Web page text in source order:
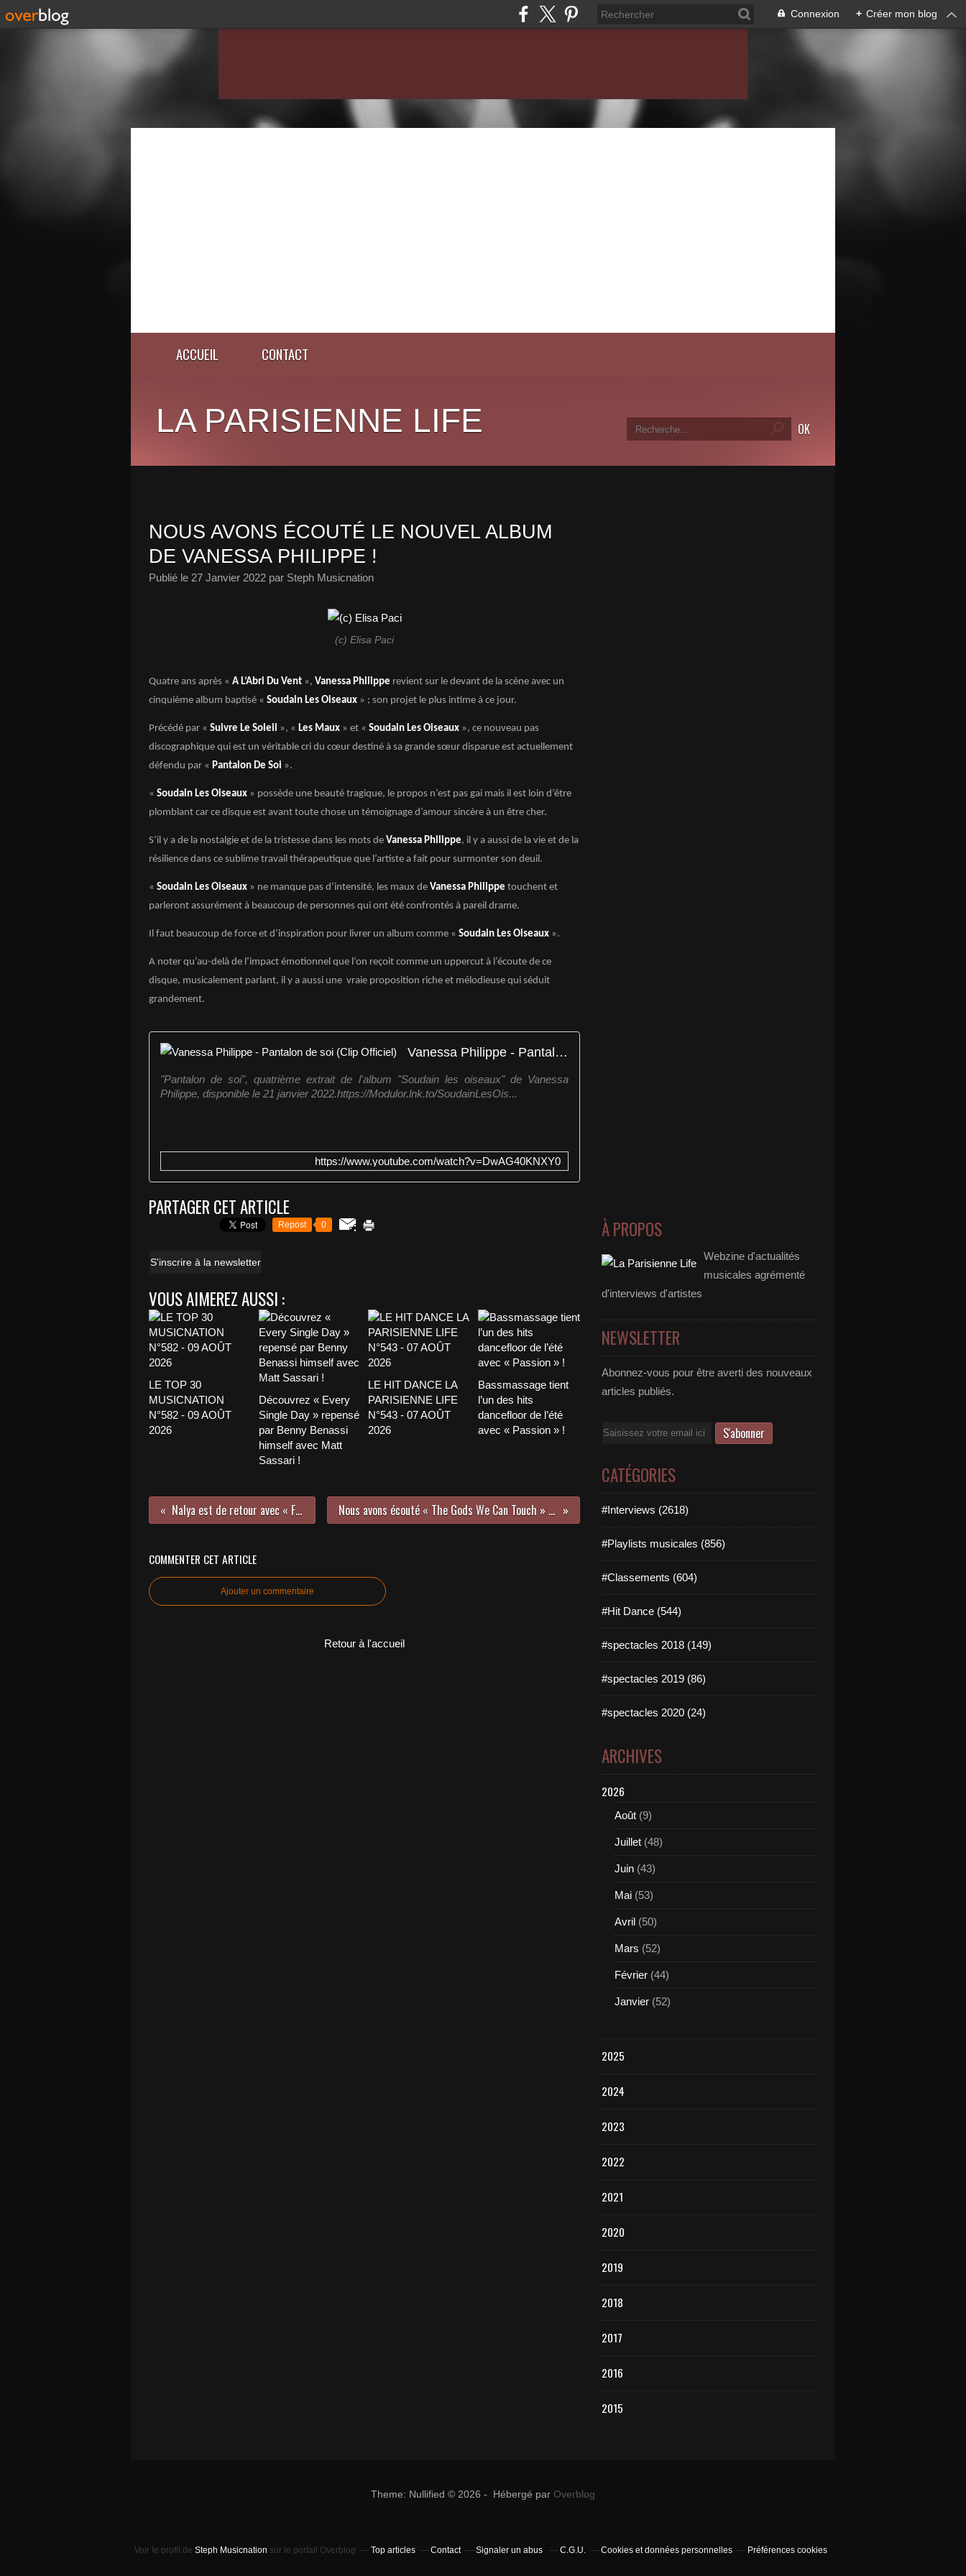
Connexion + Créer mon blog
ACCUEIL CONTACT
LA PARISIENNE LIFE
NOUS AVONS ÉCOUTÉ LE NOUVEL ALBUM
DE VANESSA PHILIPPE !
Publié le 27 Janvier 2022 par Steph Musicnation
(c) Elisa Paci
Quatre ans après « A L’Abri Du Vent », Vanessa Philippe revient sur le devant de la scène avec un
cinquième album baptisé « Soudain Les Oiseaux » ; son projet le plus intime à ce jour.
Précédé par « Suivre Le Soleil », « Les Maux » et « Soudain Les Oiseaux », ce nouveau pas
discographique qui est un véritable cri du cœur destiné à sa grande sœur disparue est actuellement
défendu par « Pantalon De Soi ».
« Soudain Les Oiseaux » possède une beauté tragique, le propos n’est pas gai mais il est loin d’être
plomblant car ce disque est avant toute chose un témoignage d’amour sincère à un être cher.
S’il y a de la nostalgie et de la tristesse dans les mots de Vanessa Philippe, il y a aussi de la vie et de la
résilience dans ce sublime travail thérapeutique que l’artiste a fait pour surmonter son deuil.
« Soudain Les Oiseaux » ne manque pas d’intensité, les maux de Vanessa Philippe touchent et
parleront assurément à beaucoup de personnes qui ont été confrontés à pareil drame.
Il faut beaucoup de force et d’inspiration pour livrer un album comme « Soudain Les Oiseaux ».
A noter qu’au-delà de l’impact émotionnel que l’on reçoit comme un uppercut à l’écoute de ce
disque, musicalement parlant, il y a aussi une vraie proposition riche et mélodieuse qui séduit
grandement.
Vanessa Philippe - Pantalon de soi (Clip Officiel)
"Pantalon de soi", quatrième extrait de l'album "Soudain les oiseaux" de Vanessa
Philippe, disponible le 21 janvier 2022.https://Modulor.lnk.to/SoudainLesOis...
https://www.youtube.com/watch?v=DwAG40KNXY0
PARTAGER CET ARTICLE
Repost 0
S'inscrire à la newsletter
VOUS AIMEREZ AUSSI :
LE TOP 30
MUSICNATION
N°582 - 09 AOÛT
2026
Découvrez « Every
Single Day » repensé
par Benny Benassi
himself avec Matt
Sassari !
LE HIT DANCE LA
PARISIENNE LIFE
N°543 - 07 AOÛT
2026
Bassmassage tient
l’un des hits
dancefloor de l’été
avec « Passion » !
Nalya est de retour avec « Futile » ! Nous avons écouté « The Gods We Can Touch » d’AURORA !
COMMENTER CET ARTICLE
Ajouter un commentaire
Retour à l'accueil
À PROPOS
Webzine d'actualités
musicales agrémenté
d'interviews d'artistes
NEWSLETTER
Abonnez-vous pour être averti des nouveaux
articles publiés.
Email
CATÉGORIES
#Interviews (2618)
#Playlists musicales (856)
#Classements (604)
#Hit Dance (544)
#spectacles 2018 (149)
#spectacles 2019 (86)
#spectacles 2020 (24)
ARCHIVES
2026
Août (9)
Juillet (48)
Juin (43)
Mai (53)
Avril (50)
Mars (52)
Février (44)
Janvier (52)
2025
2024
2023
2022
2021
2020
2019
2018
2017
2016
2015
Theme: Nullified © 2026 - Hébergé par Overblog
Voir le profil de Steph Musicnation sur le portail Overblog Top articles Contact Signaler un abus C.G.U. Cookies et données personnelles Préférences cookies